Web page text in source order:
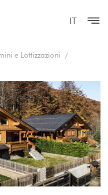
IT
e Lottizzazioni